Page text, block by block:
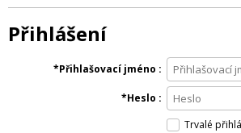
Přihlášení
Přihlašovací jméno
Heslo
Trvalé